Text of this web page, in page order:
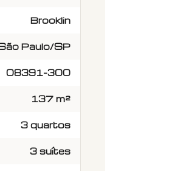
Brooklin
Paulo/SP
08391-300
137 m²
3 quartos
3 suítes